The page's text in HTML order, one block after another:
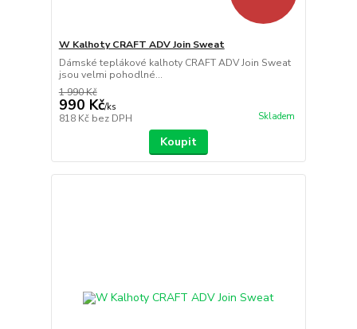
W Kalhoty CRAFT ADV Join Sweat
Dámské teplákové kalhoty CRAFT ADV Join Sweat
jsou velmi pohodlné...
1 990 Kč
990 Kč/ks
818 Kč bez DPH Skladem
Koupit